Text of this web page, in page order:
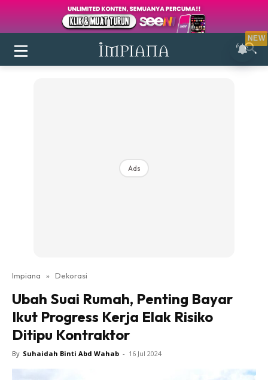
Login|Register
Ruang Makan
Ruang Tamu
Direktori
Interior Design
Ads
Impiana » Dekorasi
Ubah Suai Rumah, Penting Bayar
Ikut Progress Kerja Elak Risiko
Ditipu Kontraktor
By Suhaidah Binti Abd Wahab - 16 Jul 2024
NEW